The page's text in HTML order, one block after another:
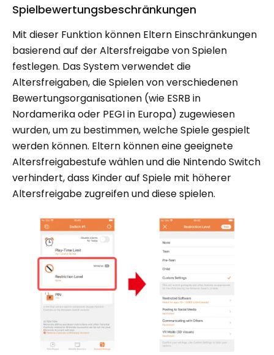
Spielbewertungsbeschränkungen
Mit dieser Funktion können Eltern Einschränkungen
basierend auf der Altersfreigabe von Spielen
festlegen. Das System verwendet die
Altersfreigaben, die Spielen von verschiedenen
Bewertungsorganisationen (wie ESRB in
Nordamerika oder PEGI in Europa) zugewiesen
wurden, um zu bestimmen, welche Spiele gespielt
werden können. Eltern können eine geeignete
Altersfreigabestufe wählen und die Nintendo Switch
verhindert, dass Kinder auf Spiele mit höherer
Altersfreigabe zugreifen und diese spielen.